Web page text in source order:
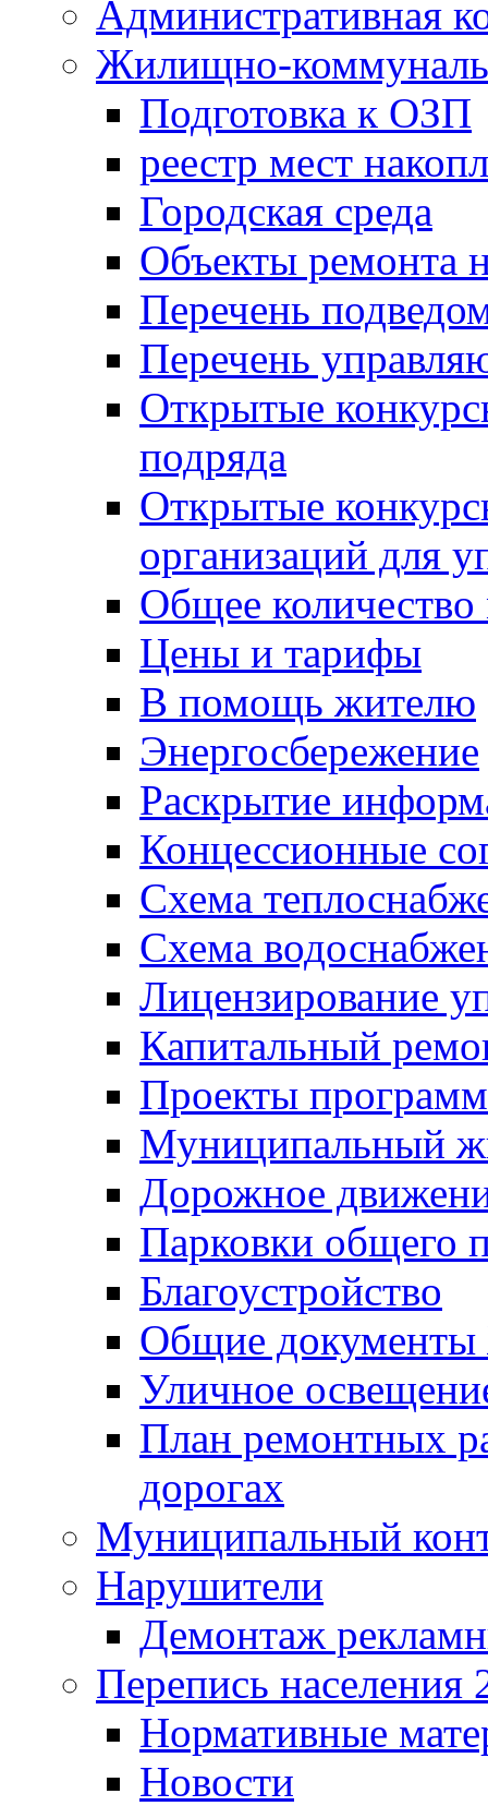
Административная
Жилищно-
Подготовка к ОЗП
реестр мест
Городская среда
Объекты ремонта
Перечень
Перечень
Открытые
подряда
Открытые
организаций для
Общее
Цены и тарифы
В помощь жителю
Энергосбережение
Раскрытие
Концессионные
Схема
Схема
Лицензирование
Капитальный
Проекты программ
Муниципальный
Дорожное
Парковки общего
Благоустройство
Общие
Уличное
План ремонтных
дорогах
Муниципальный
Нарушители
Демонтаж
Перепись населения
Нормативные
Новости